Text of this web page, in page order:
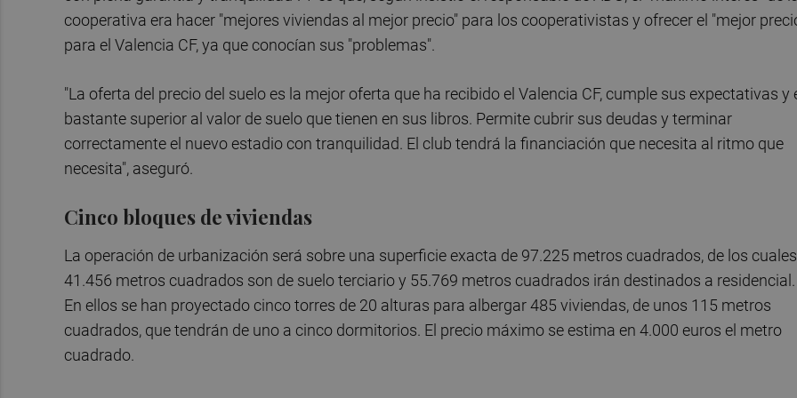
cooperativa era hacer "mejores viviendas al mejor precio" para los cooperativistas y ofrecer el "mejor
para el Valencia CF, ya que conocían sus "problemas".
"La oferta del precio del suelo es la mejor oferta que ha recibido el Valencia CF, cumple sus expectativas y
bastante superior al valor de suelo que tienen en sus libros. Permite cubrir sus deudas y terminar
correctamente el nuevo estadio con tranquilidad. El club tendrá la financiación que necesita al ritmo que
necesita", aseguró.
Cinco bloques de viviendas
La operación de urbanización será sobre una superficie exacta de 97.225 metros cuadrados, de los cuales
41.456 metros cuadrados son de suelo terciario y 55.769 metros cuadrados irán destinados a residencial.
En ellos se han proyectado cinco torres de 20 alturas para albergar 485 viviendas, de unos 115 metros
cuadrados, que tendrán de uno a cinco dormitorios. El precio máximo se estima en 4.000 euros el metro
cuadrado.